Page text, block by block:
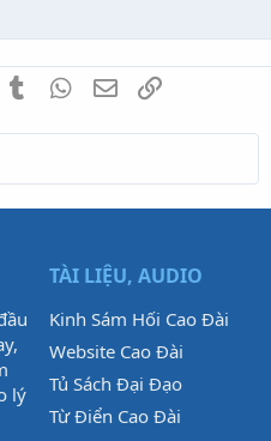
PinterestTumblrWhatsApp
Email
lý
TÀI LIỆU, AUDIO
Kinh Sám Hối Cao Đài
Website Cao Đài
Tủ Sách Đại Đạo
Từ Điển Cao Đài